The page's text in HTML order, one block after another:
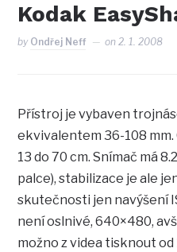
Kodak
by Ondřej Neff on2. 1. 2008
Přístroj je vybaven
ekvivalentem 36-108 mm.
13 do 70 cm. Snímač má
palce), stabilizace je ale
skutečnosti jen navýšení
není oslnivé, 640×480,
možno z videa tisknout od